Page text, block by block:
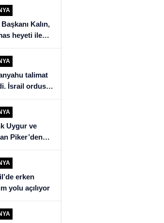
Kalın,
heyeti ile
talimat
İsrail ordusu
güneyine
Uygur ve
Piker’den
“İsrail’i
ülkeye
erken
yolu açılıyor